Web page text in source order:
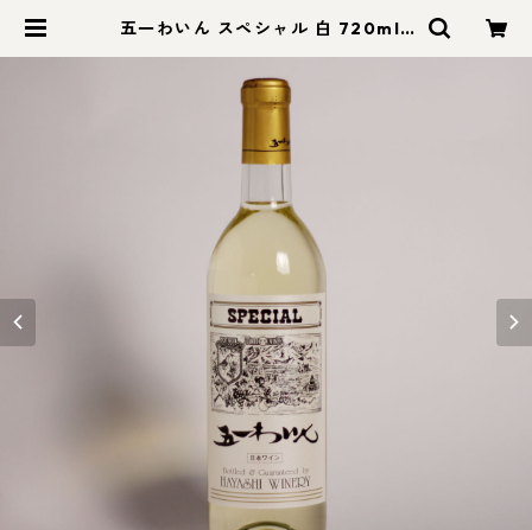
五一わいん スペシャル 白 720ml |